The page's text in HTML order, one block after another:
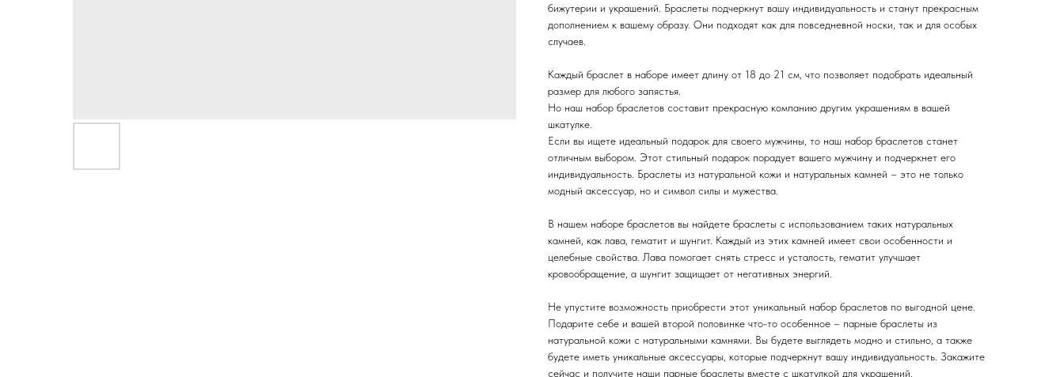
бижутерии и украшений. Браслеты подчеркнут вашу индивидуальность и станут прекрасным
дополнением к вашему образу. Они подходят как для повседневной носки, так и для особых
случаев.
Каждый браслет в наборе имеет длину от 18 до 21 см, что позволяет подобрать идеальный
размер для любого запястья.
Но наш набор браслетов составит прекрасную компанию другим украшениям в вашей
шкатулке.
Если вы ищете идеальный подарок для своего мужчины, то наш набор браслетов станет
отличным выбором. Этот стильный подарок порадует вашего мужчину и подчеркнет его
индивидуальность. Браслеты из натуральной кожи и натуральных камней – это не только
модный аксессуар, но и символ силы и мужества.
В нашем наборе браслетов вы найдете браслеты с использованием таких натуральных
камней, как лава, гематит и шунгит. Каждый из этих камней имеет свои особенности и
целебные свойства. Лава помогает снять стресс и усталость, гематит улучшает
кровообращение, а шунгит защищает от негативных энергий.
Не упустите возможность приобрести этот уникальный набор браслетов по выгодной цене.
Подарите себе и вашей второй половинке что-то особенное – парные браслеты из
натуральной кожи с натуральными камнями. Вы будете выглядеть модно и стильно, а также
будете иметь уникальные аксессуары, которые подчеркнут вашу индивидуальность. Закажите
сейчас и получите наши парные браслеты вместе с шкатулкой для украшений.